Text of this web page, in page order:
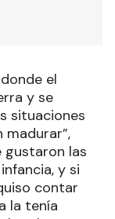
el
y se
situaciones
gustaron las
y si
contar
la tenía